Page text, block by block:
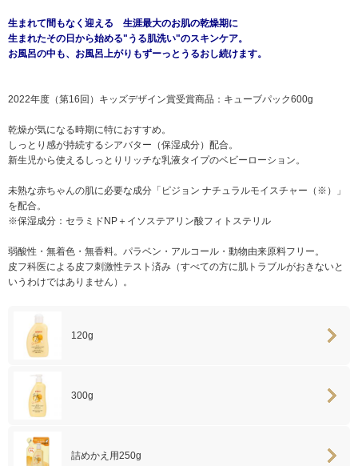
生まれて間もなく迎える 生涯最大のお肌の乾燥期に
生まれたその日から始める"うる肌洗い"のスキンケア。
お風呂の中も、お風呂上がりもずーっとうるおし続けます。
2022年度（第16回）キッズデザイン賞受賞商品：キューブパック600g
乾燥が気になる時期に特におすすめ。
しっとり感が持続するシアバター（保湿成分）配合。
新生児から使えるしっとりリッチな乳液タイプのベビーローション。
未熟な赤ちゃんの肌に必要な成分「ピジョン ナチュラルモイスチャー（※）」
を配合。
※保湿成分：セラミドNP＋イソステアリン酸フィトステリル
弱酸性・無着色・無香料。パラベン・アルコール・動物由来原料フリー。
皮フ科医による皮フ刺激性テスト済み（すべての方に肌トラブルがおきないと
いうわけではありません）。
120g
300g
詰めかえ用250g